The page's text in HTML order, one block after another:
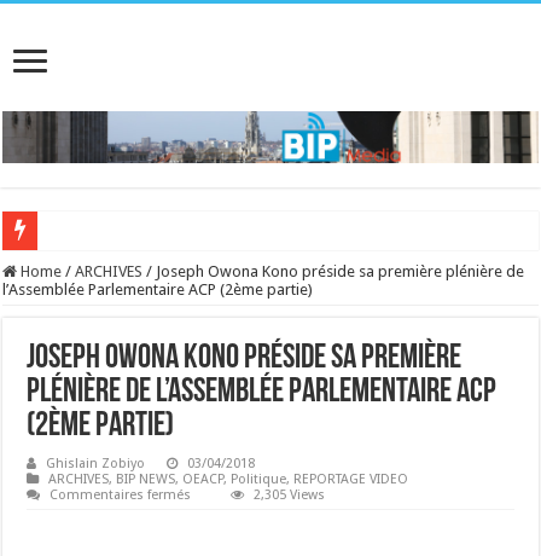
Home / ARCHIVES / Joseph Owona Kono préside sa première plénière de
l’Assemblée Parlementaire ACP (2ème partie)
Joseph Owona Kono préside sa première
plénière de l’Assemblée Parlementaire ACP
(2ème partie)
Ghislain Zobiyo
03/04/2018
ARCHIVES, BIP NEWS, OEACP, Politique, REPORTAGE VIDEO
Commentaires fermés
2,305 Views